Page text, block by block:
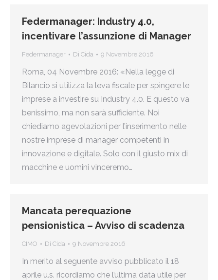
Federmanager: Industry 4.0,
incentivare l’assunzione di Manager
Federmanager Di Cida 9 Novembre 2016
Roma, 04 Novembre 2016: «Nella legge di
Bilancio si utilizza la leva fiscale per spingere le
imprese a investire su Industry 4.0. E questo va
benissimo, ma non sarà sufficiente. Noi
chiediamo agevolazioni per l’inserimento nelle
nostre imprese di manager competenti in
innovazione e digitale. Solo con il giusto mix di
macchine e uomini vinceremo…
Mancata perequazione
pensionistica – Avviso di scadenza
CIMO Di Cida 9 Novembre 2016
In merito al seguente avviso pubblicato il 18
aprile u.s. ricordiamo che l’ultima data utile per